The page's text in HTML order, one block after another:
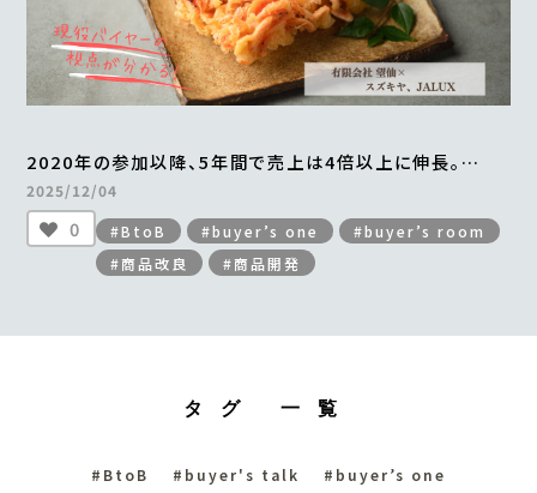
2020年の参加以降、5年間で売上は4倍以上に伸長。
年間最大2万食を販売。
「贅沢桜えびかき揚げ」の成功ストーリー
＜from buyer’s room＞
2025/12/04
0 #BtoB #buyer’s one
#buyer’s room
#商品改良
#商品開発
タグ 一覧
#BtoB #buyer's talk #buyer’s one